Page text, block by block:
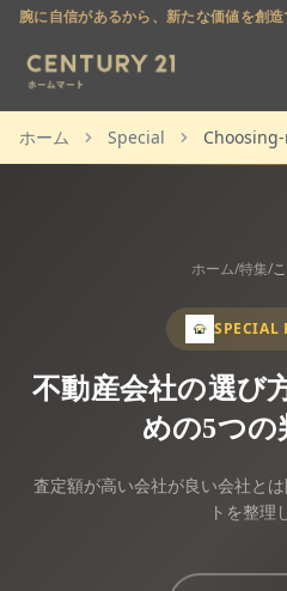
腕に自信があるから、新たな価値を創造
ホーム Special
ホーム/特集/
SPECIAL
不動産会社の選び
めの5つの
査定額が高い会社が良い会社と
トを整理